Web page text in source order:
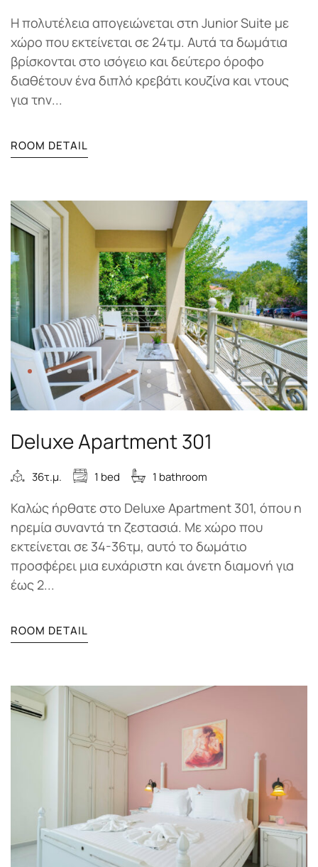
Η πολυτέλεια απογειώνεται στη Junior Suite με
χώρο που εκτείνεται σε 24τμ. Αυτά τα δωμάτια
βρίσκονται στο ισόγειο και δεύτερο όροφο
διαθέτουν ένα διπλό κρεβάτι κουζίνα και ντους
για την...
ROOM DETAIL
Deluxe Apartment 301
36τ.μ. 1 bed 1 bathroom
Καλώς ήρθατε στο Deluxe Apartment 301, όπου η
ηρεμία συναντά τη ζεστασιά. Με χώρο που
εκτείνεται σε 34-36τμ, αυτό το δωμάτιο
προσφέρει μια ευχάριστη και άνετη διαμονή για
έως 2...
ROOM DETAIL